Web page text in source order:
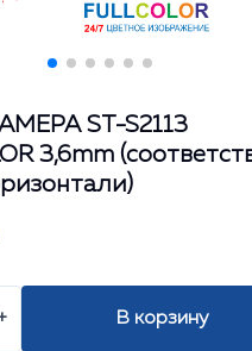
ST-S2113
3,6mm
В корзину